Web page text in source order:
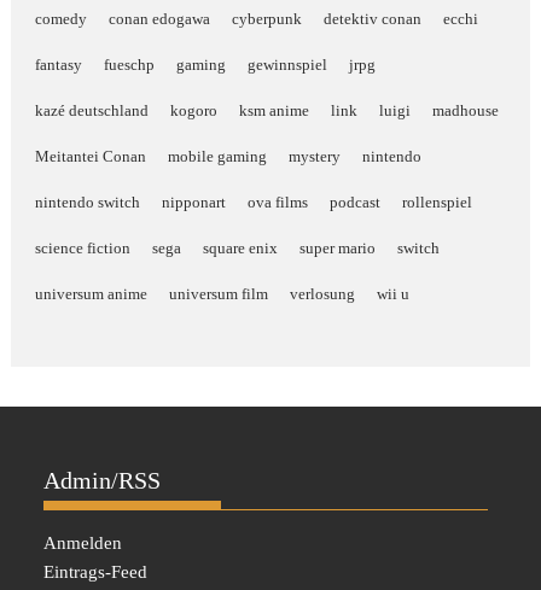
comedy conan edogawa cyberpunk detektiv conan ecchi
fantasy fueschp gaming gewinnspiel jrpg
kazé deutschland kogoro ksm anime link luigi madhouse
Meitantei Conan mobile gaming mystery nintendo
nintendo switch nipponart ova films podcast rollenspiel
science fiction sega square enix super mario switch
universum anime universum film verlosung wii u
Admin/RSS
Anmelden
Eintrags-Feed